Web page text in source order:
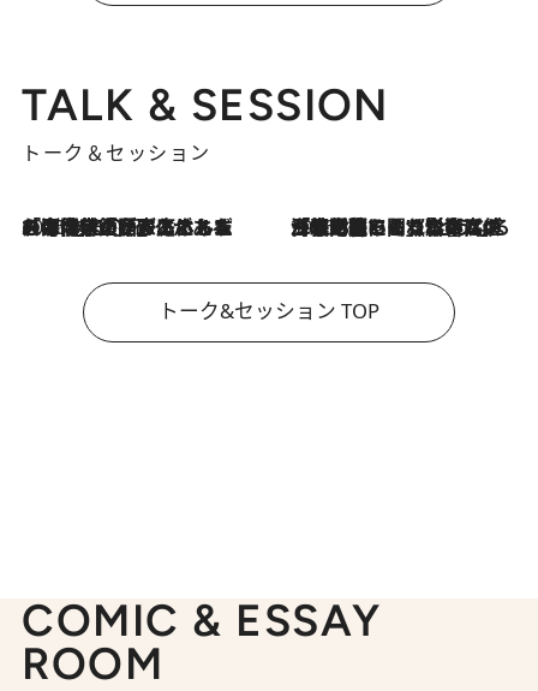
TALK & SESSION
トーク＆セッション
2026.8.3
「今後値上げがあるとすれば…」「リスクがあるのは今年の冬」エネルギー専門家が語る、ホルムズ海峡封鎖が家庭にもたらす“ある心配” 2026.8.3
「住宅建てられない…」「サーチャージ料の高値が続いている」ホルムズ海峡封鎖による影響はいつまで続く？《エネルギー専門家に聞く“どうなる日本の暮らし”》
トーク&セッション TOP
COMIC & ESSAY
ROOM